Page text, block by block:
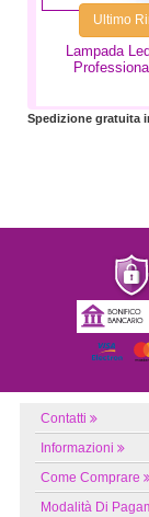
Lampada
Ultimo
Spedizione gratuita
Contatti
Informazioni
Come Comprare
Modalità Di